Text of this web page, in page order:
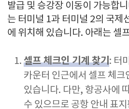
발급 및 승강장 이동이 가능합
는 터미널 1과 터미널 2의 국제
에 위치해 있습니다. 아래는 셀
셀프 체크인 기계 찾기: 터
카운터 인근에서 셀프 체크
있습니다. 다만, 항공사에
수 있으므로 공항 안내 표